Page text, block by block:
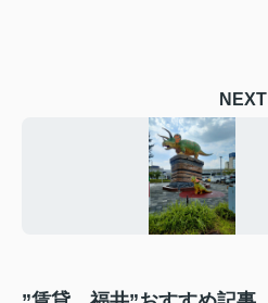
NEXT